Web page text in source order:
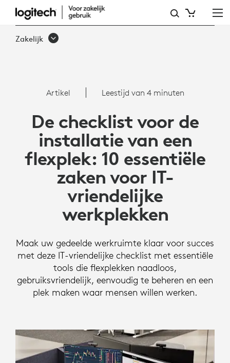
DE
CHECKLIST
INSTALLATIE
VAN
EEN
FLEXPLEK:
ESSENTIËLE
IT-
VRIENDELIJKE
WERKPLEKKEN
Zakelijk
Artikel Leestijd van 4 minuten
De checklist voor de
installatie van een
flexplek: 10 essentiële
zaken voor IT-
vriendelijke
werkplekken
Maak uw gedeelde werkruimte klaar voor succes
met deze IT-vriendelijke checklist met essentiële
tools die flexplekken naadloos,
gebruiksvriendelijk, eenvoudig te beheren en een
plek maken waar mensen willen werken.